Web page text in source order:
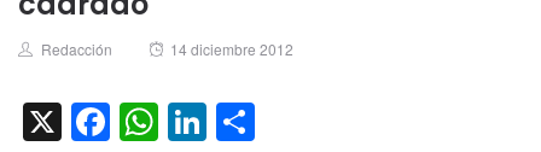
Author
Redacción
Posted
14 diciembre 2012
X Facebook
WhatsApp
LinkedIn